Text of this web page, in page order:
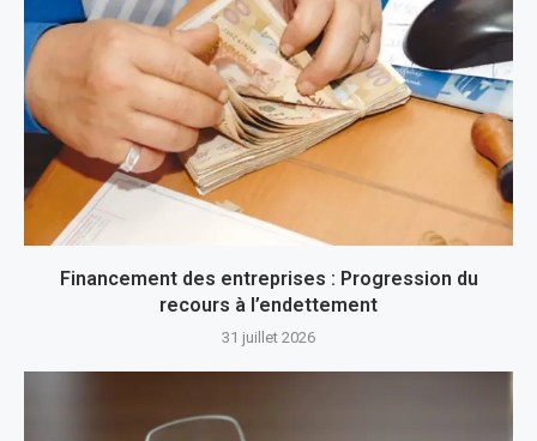
Financement des entreprises : Progression du
recours à l’endettement
31 juillet 2026